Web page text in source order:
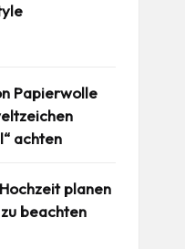
Papierwolle
achten
planen
beachten